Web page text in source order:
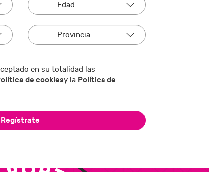
en su totalidad las
de cookiesy la Política de